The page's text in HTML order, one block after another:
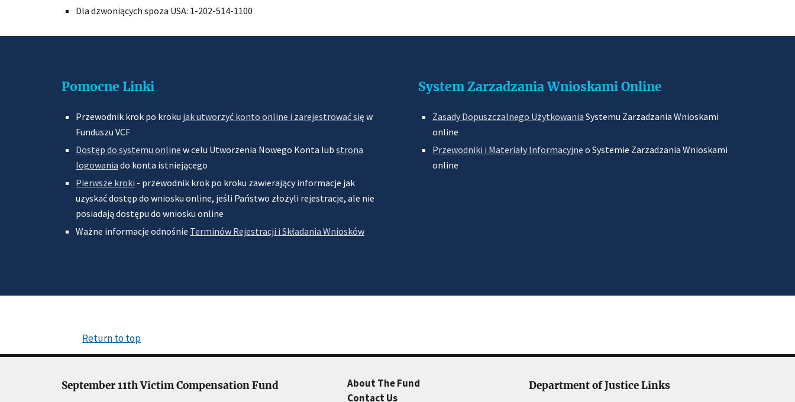
Dla dzwoniących spoza USA: 1-202-514-1100
Pomocne Linki
Przewodnik krok po kroku jak utworzyć konto online i zarejestrować się w
Funduszu VCF
Dostęp do systemu online w celu Utworzenia Nowego Konta lub strona
logowania do konta istniejącego
Pierwsze kroki - przewodnik krok po kroku zawierający informacje jak
uzyskać dostęp do wniosku online, jeśli Państwo złożyli rejestracje, ale nie
posiadają dostępu do wniosku online
Ważne informacje odnośnie Terminów Rejestracji i Składania Wniosków
System Zarzadzania Wnioskami Online
Zasady Dopuszczalnego Użytkowania Systemu Zarzadzania Wnioskami
online
Przewodniki i Materiały Informacyjne o Systemie Zarzadzania Wnioskami
online
Return to top
September 11th Victim Compensation Fund
About The Fund
Contact Us
Department of Justice Links